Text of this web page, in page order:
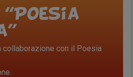
con il Poesia